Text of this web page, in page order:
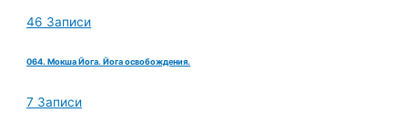
46 Записи
064. Мокша Йога. Йога освобождения.
7 Записи